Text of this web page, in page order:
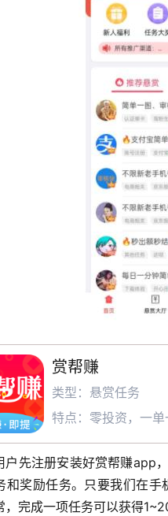
赏帮赚
类型：悬赏任务
特点：零投资，一
户先注册安装好赏帮赚app
和奖励任务。只要我们在
，完成一项任务可以获得